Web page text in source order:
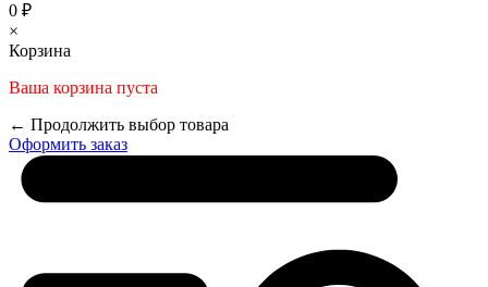
0 ₽
×
Корзина
Ваша корзина пуста
← Продолжить выбор товара
Оформить заказ